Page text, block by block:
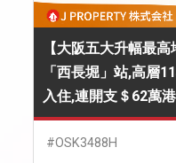
【大阪五大升幅最
「西長堀」站,高層
入住,連開支＄62萬
#OSK3488H